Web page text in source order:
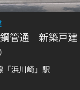
鋼管通 新築戸
「浜川崎」駅